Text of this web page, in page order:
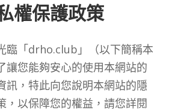
權保護政策
臨「drho.club」（以下簡稱本
讓您能夠安心的使用本網站的
訊，特此向您說明本網站的隱
，以保障您的權益，請您詳閱